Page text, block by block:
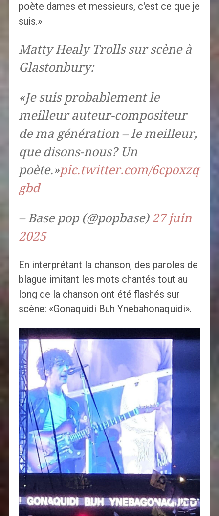
poète dames et messieurs, c'est ce que je
suis.»
Matty Healy Trolls sur scène à
Glastonbury:
«Je suis probablement le
meilleur auteur-compositeur
de ma génération – le meilleur,
que disons-nous? Un
poète.»pic.twitter.com/6cpoxzq
gbd
– Base pop (@popbase) 27 juin
2025
En interprétant la chanson, des paroles de
blague imitant les mots chantés tout au
long de la chanson ont été flashés sur
scène: «Gonaquidi Buh Ynebahonaquidi».